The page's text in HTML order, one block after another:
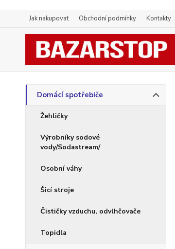
Jak nakupovat Obchodní podmínky Kontakty
Domácí spotřebiče
Žehličky
Výrobníky sodové
vody/Sodastream/
Osobní váhy
Šicí stroje
Čističky vzduchu, odvlhčovače
Topidla